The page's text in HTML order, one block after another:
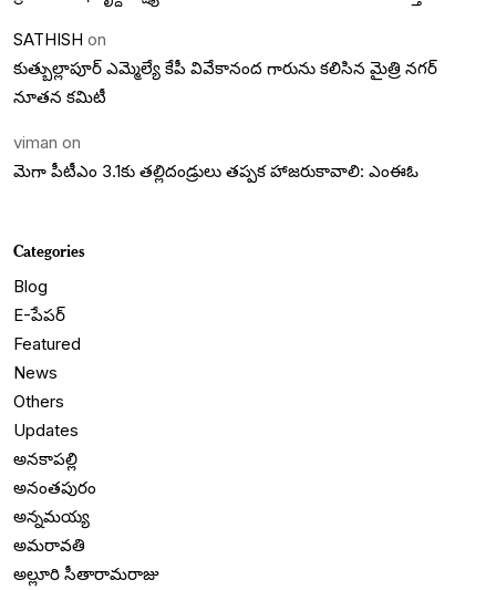
SATHISH on
కుత్బుల్లాపూర్ ఎమ్మెల్యే కేపీ వివేకానంద గారును కలిసిన మైత్రి నగర్
నూతన కమిటీ
viman on
మెగా పీటీఎం 3.1కు తల్లిదండ్రులు తప్పక హాజరుకావాలి: ఎంఈఓ
Categories
Blog
E-పేపర్
Featured
News
Others
Updates
అనకాపల్లి
అనంతపురం
అన్నమయ్య
అమరావతి
అల్లూరి సీతారామరాజు